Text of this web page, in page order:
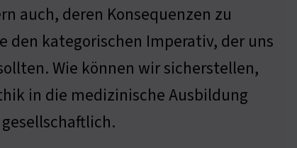
auch, deren Konsequenzen zu
kategorischen Imperativ, der uns
Wie können wir sicherstellen,
in die medizinische Ausbildung